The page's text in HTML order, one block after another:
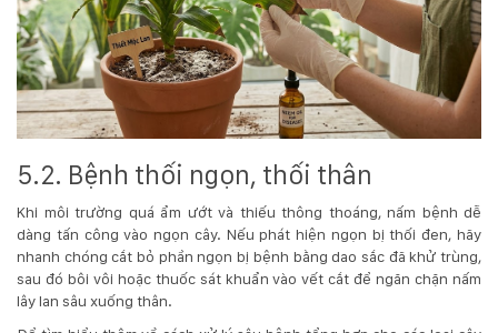
5.2. Bệnh thối ngọn, thối thân
Khi môi trường quá ẩm ướt và thiếu thông thoáng, nấm bệnh dễ
dàng tấn công vào ngọn cây. Nếu phát hiện ngọn bị thối đen, hãy
nhanh chóng cắt bỏ phần ngọn bị bệnh bằng dao sắc đã khử trùng,
sau đó bôi vôi hoặc thuốc sát khuẩn vào vết cắt để ngăn chặn nấm
lây lan sâu xuống thân.